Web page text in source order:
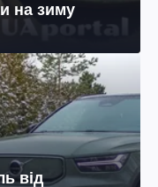
на зиму
від